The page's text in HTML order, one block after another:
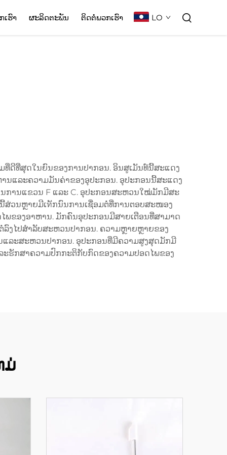
ເຮົາ ຜະລິດຕະພັນ ຕິດຕໍ່ພວກເຮົາ LO
ດີທີ່ສຸດໃນຍົນຂອງການປາກອນ. ອິນສູເມັນທ໌ນີ້ສະແດງ
ແລະຄວາມມັນຄ່າຂອງອຸປະກອນ. ອຸປະກອນນີ້ສະແດງ
ການແຂວນ F ແລະ C. ອຸປະກອນສະຫວນໃໝ່ມັກມີສະ
ສ່ວນຫຼາຍມີເทັກນົນການເຊື່ອມຕໍ່ທີ່ການຕອບສະໜອງ
ພຂອງອາຫານ. ມັກຄົນອຸປະກອນມີສາຍເຕືອນທີ່ສາມາດ
ລົງໄປສຳລັບສະຫວນປາກອນ. ຄວາມຫຼາຍຫຼາຍຂອງ
ແລະສະຫວນປາກອນ. ອຸປະກອນທີ່ມີຄວາມສູງສຸດມັກມີ
ຮັກສາຄວາມປົກກະຕິກັບກົດຂອງຄວາມປອດໄພຂອງ
ມ່